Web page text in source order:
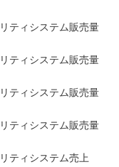
ティシステム販売量
ティシステム販売量
ティシステム販売量
ティシステム販売量
ティシステム売上